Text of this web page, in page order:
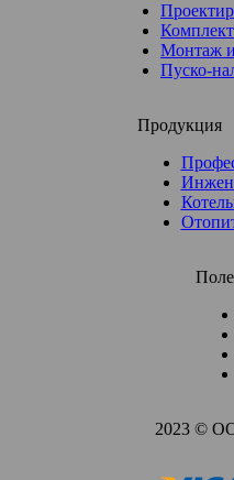
Монтаж
Пуско-
Продукция
2023 ©